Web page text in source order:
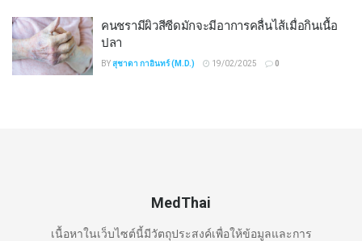
คนชรามีผิวสีซีดมักจะมีอาการคลื่นไส้เมื่อกินเนื้อ
ปลา
BYสุชาดา กาอินทร์ (M.D.) 19/02/2025 0
MedThai
เนื้อหาในเว็บไซต์นี้มีวัตถุประสงค์เพื่อให้ข้อมูลและการ